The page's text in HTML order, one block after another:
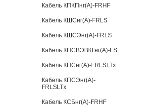
Кабель КПКПнг(А)-FRHF
Кабель КШСнг(А)-FRLS
Кабель КШСЭнг(А)-FRLS
Кабель КПСВЭВКГнг(А)-LS
Кабель КПСнг(А)-FRLSLTx
Кабель КПСЭнг(А)-
FRLSLTx
Кабель КСБнг(А)-FRHF